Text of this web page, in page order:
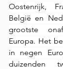
Oostenrijk,
België en
grootste
Europa. Het
in negen
duizenden